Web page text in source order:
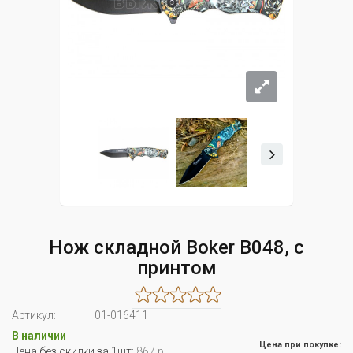
Нож складной Boker B048, с
принтом
Артикул:
01-016411
В наличии
Цена при покупке: